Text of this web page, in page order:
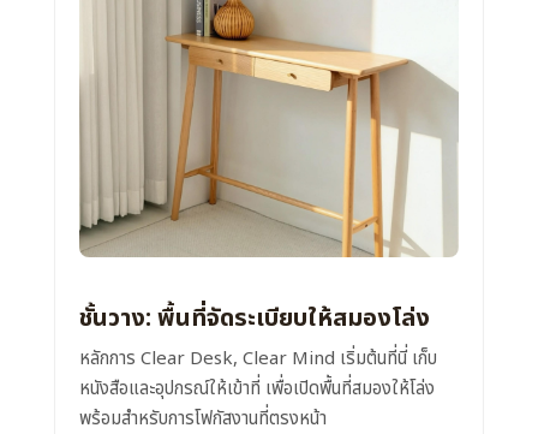
ชั้นวาง: พื้นที่จัดระเบียบให้สมองโล่ง
หลักการ Clear Desk, Clear Mind เริ่มต้นที่นี่ เก็บ
หนังสือและอุปกรณ์ให้เข้าที่ เพื่อเปิดพื้นที่สมองให้โล่ง
พร้อมสำหรับการโฟกัสงานที่ตรงหน้า